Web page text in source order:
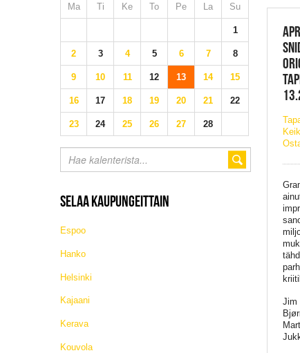
Ma Ti Ke To Pe La Su
1
2 3 4 5 6 7 8
9 10 11 12 13 14 15
16 17 18 19 20 21 22
23 24 25 26 27 28
SELAA KAUPUNGEITTAIN
Espoo
Hanko
Helsinki
Kajaani
Kerava
Kouvola
Jim